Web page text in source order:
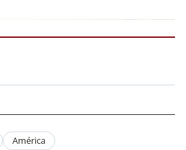
América